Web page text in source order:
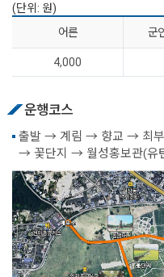
(단위: 원)
어른
군
4,000
운행코스
출발 → 계림 → 향교 → 최
→ 꽃단지 → 월성홍보관(유